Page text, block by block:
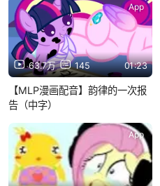
63.7万 145 01:23
App
【MLP漫画配音】韵律的一次报
告（中字）
App